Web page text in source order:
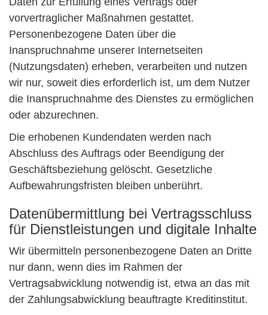
vorvertraglicher Maßnahmen gestattet.
Personenbezogene Daten über die
Inanspruchnahme unserer Internetseiten
(Nutzungsdaten) erheben, verarbeiten und nutzen
wir nur, soweit dies erforderlich ist, um dem Nutzer
die Inanspruchnahme des Dienstes zu ermöglichen
oder abzurechnen.
Die erhobenen Kundendaten werden nach
Abschluss des Auftrags oder Beendigung der
Geschäftsbeziehung gelöscht. Gesetzliche
Aufbewahrungsfristen bleiben unberührt.
Datenübermittlung bei Vertragsschluss
für Dienstleistungen und digitale Inhalte
Wir übermitteln personenbezogene Daten an Dritte
nur dann, wenn dies im Rahmen der
Vertragsabwicklung notwendig ist, etwa an das mit
der Zahlungsabwicklung beauftragte Kreditinstitut.